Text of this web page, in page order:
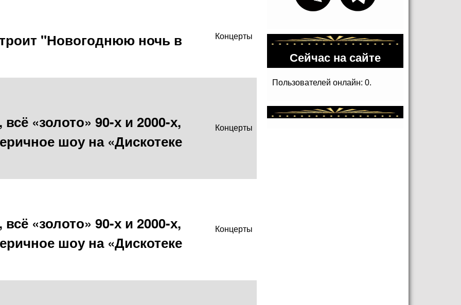
"Новогоднюю ночь в
Концерты
«золото» 90-х и 2000-х,
шоу на «Дискотеке
Концерты
«золото» 90-х и 2000-х,
шоу на «Дискотеке
Концерты
Сейчас на сайте
Пользователей онлайн: 0.